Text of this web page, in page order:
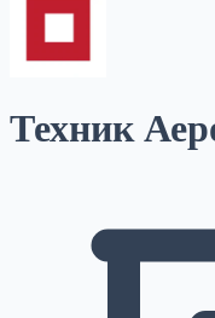
Техник